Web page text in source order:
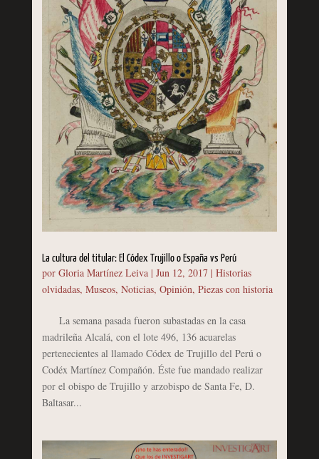
La cultura del titular: El Códex Trujillo o España vs Perú
por Gloria Martínez Leiva| Jun 12, 2017| Historias
olvidadas, Museos, Noticias, Opinión, Piezas con historia
La semana pasada fueron subastadas en la casa
madrileña Alcalá, con el lote 496, 136 acuarelas
pertenecientes al llamado Códex de Trujillo del Perú o
Codéx Martínez Compañón. Éste fue mandado realizar
por el obispo de Trujillo y arzobispo de Santa Fe, D.
Baltasar...